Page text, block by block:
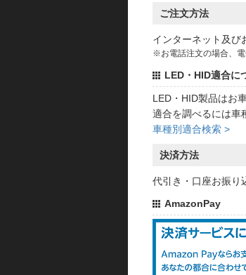
ご注文方法
インターネット及び
※お電話注文の場合、電
LED・HID適合に
LED・HID製品はお
適合を調べるには車
車種別適合検索 >
決済方法
代引き・口座お振り
AmazonPay